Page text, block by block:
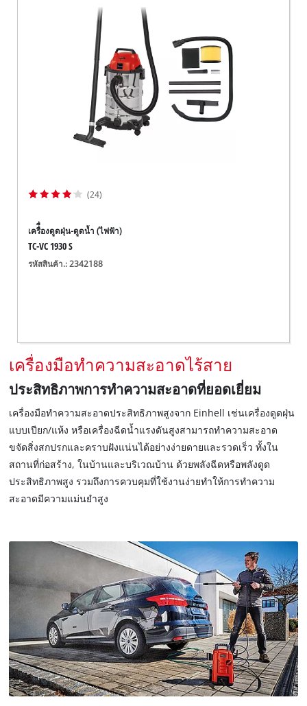
(24)
เครื่ื่องดูดฝุ่น-ดูดน้ำ (ไฟฟ้า)
TC-VC 1930 S
รหัสสินค้า.: 2342188
เครื่องมือทำความสะอาดไร้สาย
ประสิทธิภาพการทำความสะอาดที่ยอดเยี่ยม
เครื่องมือทำความสะอาดประสิทธิภาพสูงจาก Einhell เช่นเครื่องดูดฝุ่น
แบบเปียก/แห้ง หรือเครื่องฉีดน้ำแรงดันสูงสามารถทำความสะอาด
ขจัดสิ่งสกปรกและคราบฝังแน่นได้อย่างง่ายดายและรวดเร็ว ทั้งใน
สถานที่ก่อสร้าง, ในบ้านและบริเวณบ้าน ด้วยพลังฉีดหรือพลังดูด
ประสิทธิภาพสูง รวมถึงการควบคุมที่ใช้งานง่ายทำให้การทำความ
สะอาดมีความแม่นยำสูง